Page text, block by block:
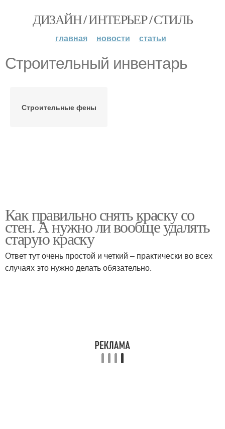
ДИЗАЙН / ИНТЕРЬЕР / СТИЛЬ
главная новости статьи
Строительный инвентарь
Строительные фены
Как правильно снять краску со
стен. А нужно ли вообще удалять
старую краску
Ответ тут очень простой и четкий – практически во всех
случаях это нужно делать обязательно.